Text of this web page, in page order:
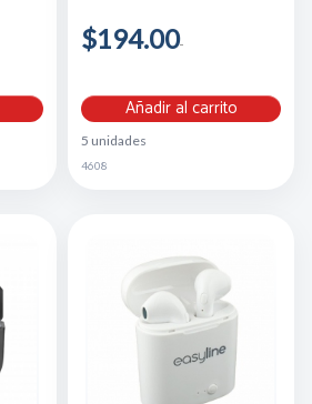
$194.00
Añadir al carrito
5 unidades
4608